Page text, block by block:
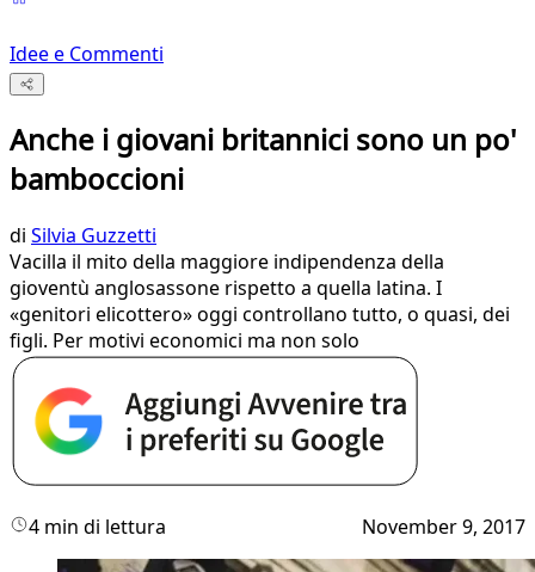
Idee e Commenti
Anche i giovani britannici sono un po'
bamboccioni
di Silvia Guzzetti
Vacilla il mito della maggiore indipendenza della
gioventù anglosassone rispetto a quella latina. I
«genitori elicottero» oggi controllano tutto, o quasi, dei
figli. Per motivi economici ma non solo
4 min di lettura November 9, 2017